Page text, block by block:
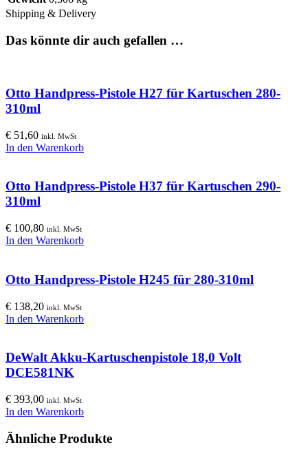
Shipping & Delivery
Das könnte dir auch gefallen …
Otto Handpress-Pistole H27 für Kartuschen 280-
310ml
€ 51,60 inkl. MwSt
In den Warenkorb
Otto Handpress-Pistole H37 für Kartuschen 290-
310ml
€ 100,80 inkl. MwSt
In den Warenkorb
Otto Handpress-Pistole H245 für 280-310ml
€ 138,20 inkl. MwSt
In den Warenkorb
DeWalt Akku-Kartuschenpistole 18,0 Volt
DCE581NK
€ 393,00 inkl. MwSt
In den Warenkorb
Ähnliche Produkte